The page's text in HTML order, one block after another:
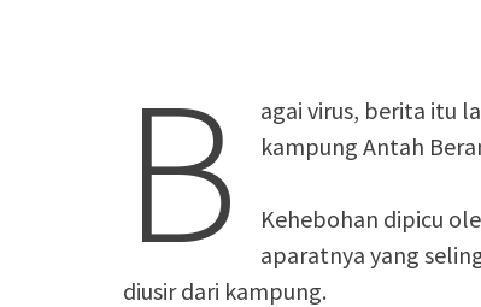
B
agai virus, berita itu
kampung Antah
Kehebohan dipicu
aparatnya yang
diusir dari kampung.